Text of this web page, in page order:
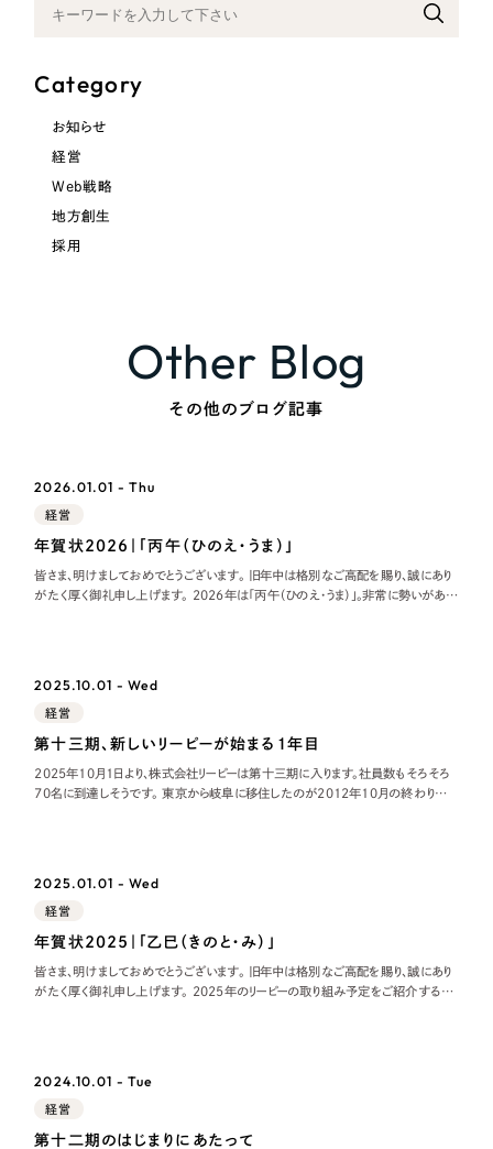
Category
お知らせ
経営
Web戦略
地方創生
採用
Other Blog
その他のブログ記事
2026.01.01 - Thu
経営
年賀状2026｜「丙午（ひのえ・うま）」
皆さま、明けましておめでとうございます。 旧年中は格別なご高配を賜り、誠にあり
がたく厚く御礼申し上げます。 2026年は「丙午（ひのえ・うま）」。非常に勢いがあ
2025.10.01 - Wed
経営
第十三期、新しいリーピーが始まる１年目
2025年10月1日より、株式会社リーピーは第十三期に入ります。社員数もそろそろ
70名に到達しそうです。 東京から岐阜に移住したのが2012年10月の終わりだっ
2025.01.01 - Wed
経営
年賀状2025｜「乙巳（きのと・み）」
皆さま、明けましておめでとうございます。 旧年中は格別なご高配を賜り、誠にあり
がたく厚く御礼申し上げます。 2025年のリーピーの取り組み予定をご紹介すると
2024.10.01 - Tue
経営
第十二期のはじまりにあたって